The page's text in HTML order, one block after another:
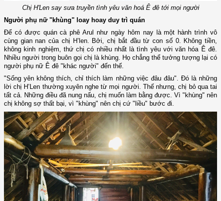
Chị H'Len say sưa truyền tình yêu văn hoá Ê đê tới mọi người
Người phụ nữ "khùng" loay hoay duy trì quán
Để có được quán cà phê Arul như ngày hôm nay là một hành trình vô
cùng gian nan của chị H’len. Bởi, chị bắt đầu từ con số 0. Không tiền,
không kinh nghiệm, thứ chị có nhiều nhất là tình yêu với văn hóa Ê đê.
Nhiều người trong buôn gọi chị là khùng. Họ chẳng thể tưởng tượng lại có
người phụ nữ Ê đê "khác người" đến thế.
"Sống yên không thích, chỉ thích làm những việc đâu đâu". Đó là những
lời chị H’Len thường xuyên nghe từ mọi người. Thế nhưng, chị bỏ qua tai
tất cả. Những điều đã nung nấu, chị muốn làm bằng được. Vì "khùng" nên
chị không sợ thất bại, vì "khùng" nên chị cứ "liều" bước đi.